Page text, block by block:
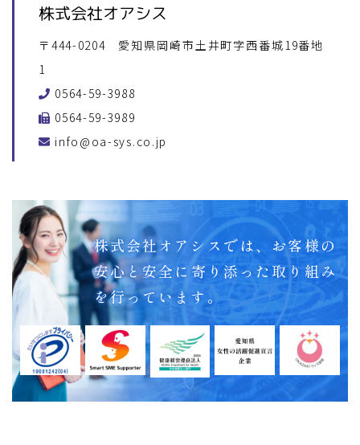
株式会社オアシス
〒444-0204 愛知県岡崎市土井町字西番城19番地
1
0564-59-3988
0564-59-3989
info@oa-sys.co.jp
株式会社オアシスでは、 お客様の
安心と安全に 寄り添った取り組み
を行っています。